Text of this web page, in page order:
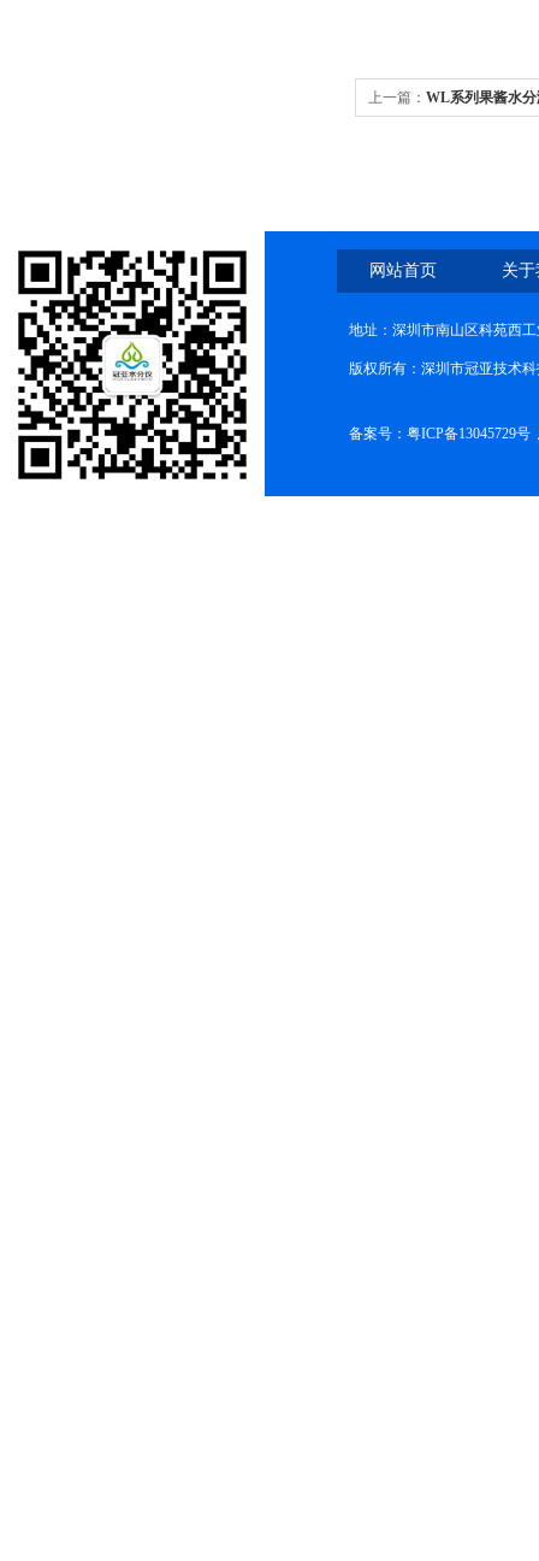
上一篇： WL系列果酱水
网站首页 关
地址：深圳市南山区科苑西
版权所有：深圳市冠亚技术
备案号： 粤ICP备13045729号